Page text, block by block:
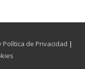
Política de Privacidad |